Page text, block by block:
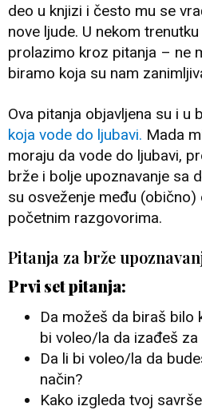
deo u knjizi i često mu se
nove ljude. U nekom
prolazimo kroz pitanja – ne
biramo koja su nam
Ova pitanja objavljena su i u
koja vode do ljubavi. Mada
moraju da vode do ljubavi,
brže i bolje upoznavanje sa
su osveženje među
početnim razgovorima.
Pitanja za brže
Prvi set pitanja:
Da možeš da biraš bilo
bi voleo/la da izađeš
Da li bi voleo/la da
način?
Kako izgleda tvoj